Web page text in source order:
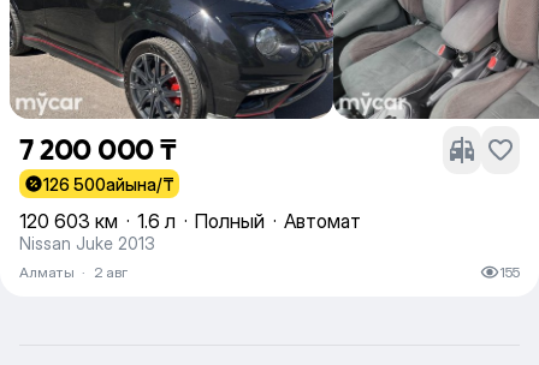
7 200 000 ₸
126 500айына/₸
120 603 км · 1.6 л · Полный · Автомат
Nissan Juke 2013
Алматы · 2 авг 155